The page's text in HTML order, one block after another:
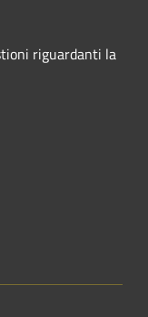
riguardanti la